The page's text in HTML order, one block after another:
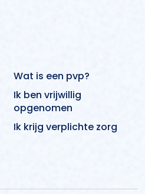
Wat is een pvp?
Ik ben vrijwillig
opgenomen
Ik krijg verplichte zorg